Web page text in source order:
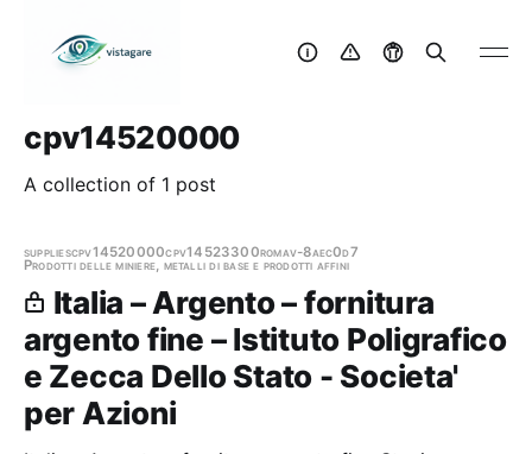
cpv14520000
A collection of 1 post
suppliescpv14520000cpv14523300romav-8aec0d7
Prodotti delle miniere, metalli di base e prodotti affini
Italia – Argento – fornitura
argento fine – Istituto Poligrafico
e Zecca Dello Stato - Societa'
per Azioni